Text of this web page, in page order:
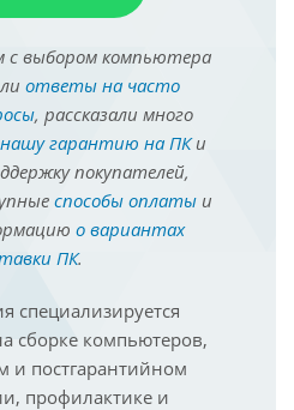
с выбором компьютера
ответы на часто
, рассказали много
гарантию на ПКи
покупателей,
способы оплатыи
о вариантах
ПК.
специализируется
сборке компьютеров,
и постгарантийном
профилактике и